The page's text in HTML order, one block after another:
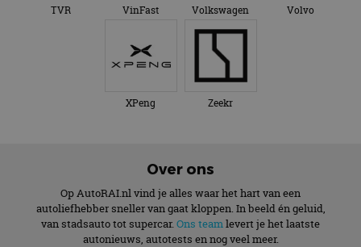
TVR VinFast Volkswagen Volvo
XPeng Zeekr
Over ons
Op AutoRAI.nl vind je alles waar het hart van een
autoliefhebber sneller van gaat kloppen. In beeld én geluid,
van stadsauto tot supercar. Ons teamlevert je het laatste
autonieuws, autotests en nog veel meer.